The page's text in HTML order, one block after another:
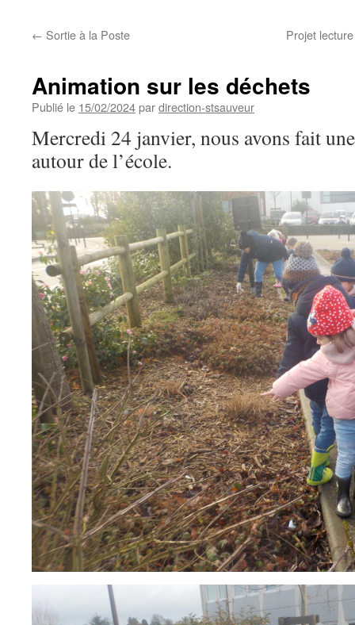
← Sortie à la Poste Projet
Animation sur les déchets
Publié le 15/02/2024pardirection-stsauveur
Mercredi 24 janvier, nous avons fait
autour de l’école.